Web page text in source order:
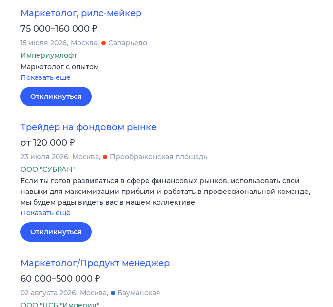
Маркетолог, рилс-мейкер
75 000–160 000 ₽
15 июля 2026 Москва
Саларьево
Империумлофт
Маркетолог с опытом
Показать ещё
Откликнуться
Трейдер на фондовом рынке
от 120 000 ₽
23 июля 2026 Москва
Преображенская площадь
ООО "СУБРАН"
Если ты готов развиваться в сфере финансовых рынков, использовать свои
навыки для максимизации прибыли и работать в профессиональной команде,
мы будем рады видеть вас в нашем коллективе!
Показать ещё
Откликнуться
Маркетолог/Продукт менеджер
60 000–500 000 ₽
02 августа 2026 Москва
Бауманская
ООО "ЦСБ "Империя"